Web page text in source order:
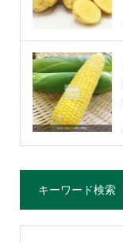
キーワード検索